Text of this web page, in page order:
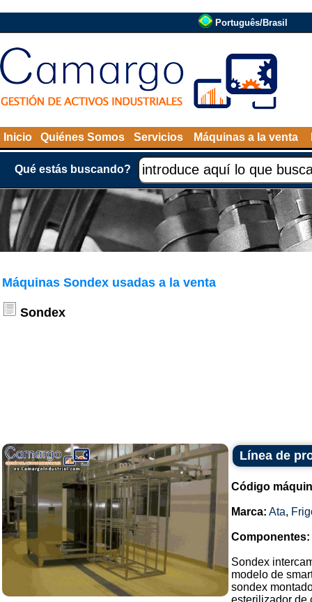
Português/Brasil
Inicio Quiénes Somos Servicios Máquinas a la venta
Qué estás buscando?
Máquinas Sondex usadas a la venta
Sondex
Línea de
Código
Marca: Ata,
Componentes:
Sondex
modelo de
sondex
esterilizador de